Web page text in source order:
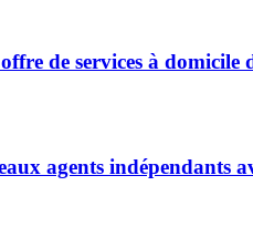
de services à domicile
agents indépendants